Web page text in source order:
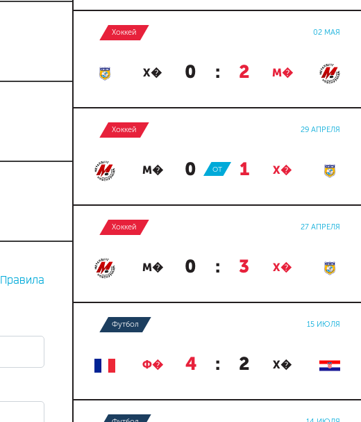
Правила
Хоккей 02 МАЯ
Х� 0 : 2 М�
Хоккей 29 АПРЕЛЯ
М� 0 : 1 Х�
ОТ
Хоккей 27 АПРЕЛЯ
М� 0 : 3 Х�
Футбол 15 ИЮЛЯ
Ф� 4 : 2 Х�